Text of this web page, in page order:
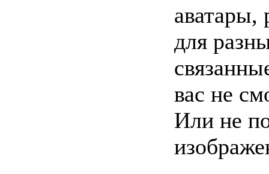
аватары,
для
вас не
Или не